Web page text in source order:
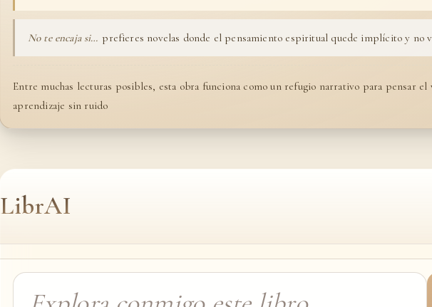
No te encaja si… prefieres novelas donde el pensamiento espiritual quede implícito y no
Entre muchas lecturas posibles, esta obra funciona como un refugio narrativo para pensar
aprendizaje sin ruido
LibrAI